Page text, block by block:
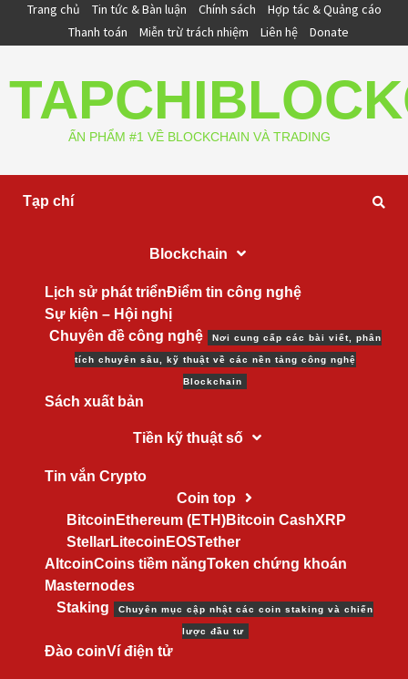
Trang chủ Tin tức & Bàn luận Chính sách
Hợp tác & Quảng cáo
Thanh toán
Miễn trừ trách nhiệm Liên hệ Donate
ẤN PHẨM #1 VỀ BLOCKCHAIN VÀ TRADING
Tạp chí
Blockchain
Lịch sử phát triểnĐiểm tin công nghệ
Sự kiện – Hội nghị
Chuyên đề công nghệ
Nơi cung cấp các bài viết, phân
tích chuyên sâu, kỹ thuật về các nền tảng công nghệ
Blockchain
Sách xuất bản
Tiền kỹ thuật số
Tin vắn Crypto
Coin top
Bitcoin Ethereum (ETH)Bitcoin CashXRP
StellarLitecoin EOSTether
AltcoinCoins tiềm năngToken chứng khoán
Masternodes
Staking
Chuyên mục cập nhật các coin staking và chiến
lược đầu tư
Đào coinVí điện tử